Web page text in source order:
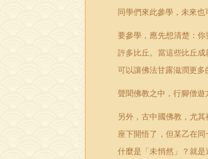
同學們來此參學，未來
要參學，應先想清楚：
許多比丘。當這些比丘
可以讓佛法甘露滋潤更多
聲聞佛教之中，行腳僧遊
另外，古中國佛教，尤
座下開悟了，但某乙在
什麼是「未悄然」？就